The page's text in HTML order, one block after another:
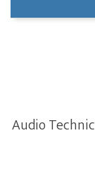
Audio